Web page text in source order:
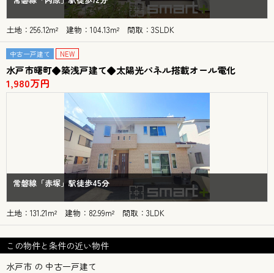
土地：256.12m² 建物：104.13m² 間取：3SLDK
中古一戸建て NEW
水戸市曙町◆築浅戸建て◆太陽光パネル搭載オール電化
1,980万円
常磐線「赤塚」駅徒歩45分
土地：131.21m² 建物：82.99m² 間取：3LDK
この物件と条件の近い物件
水戸市 の 中古一戸建て